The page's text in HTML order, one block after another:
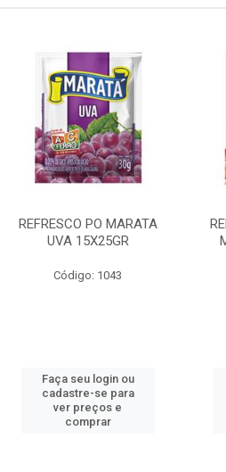
REFRESCO PO MARATA
UVA 15X25GR
Código: 1043
Faça seu login ou
cadastre-se para
ver preços e
comprar